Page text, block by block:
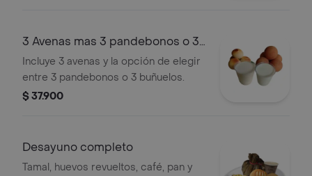
3 Avenas mas 3 pandebonos o 3
buñuelos
Incluye 3 avenas y la opción de elegir
entre 3 pandebonos o 3 buñuelos.
$ 37.900
Desayuno completo
Tamal, huevos revueltos, café, pan y